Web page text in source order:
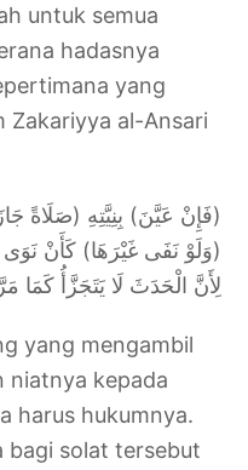
untuk semua
hadasnya
yang
Zakariyya al-Ansari
(فَإِنْ عَيَّنَ) بِنِيَّتِهِ (صَلَاةً
(وَلَوْ نَفَى غَيْرَهَا) كَأَنْ نَوَى
لِأَنَّ الْحَدَثَ لَا يَتَجَزَّأُ كَمَا
yang mengambil
niatnya kepada
harus hukumnya.
bagi solat tersebut